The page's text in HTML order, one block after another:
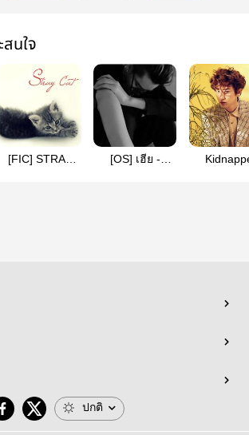
นใจ
[FIC] STRAY
[OS] เฮีย -
ปกติ